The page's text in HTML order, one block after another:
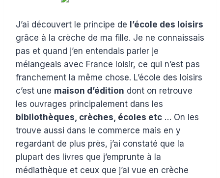
J’ai découvert le principe de l’école des loisirs
grâce à la crèche de ma fille. Je ne connaissais
pas et quand j’en entendais parler je
mélangeais avec France loisir, ce qui n’est pas
franchement la même chose. L’école des loisirs
c’est une maison d’édition dont on retrouve
les ouvrages principalement dans les
bibliothèques, crèches, écoles etc … On les
trouve aussi dans le commerce mais en y
regardant de plus près, j’ai constaté que la
plupart des livres que j’emprunte à la
médiathèque et ceux que j’ai vue en crèche